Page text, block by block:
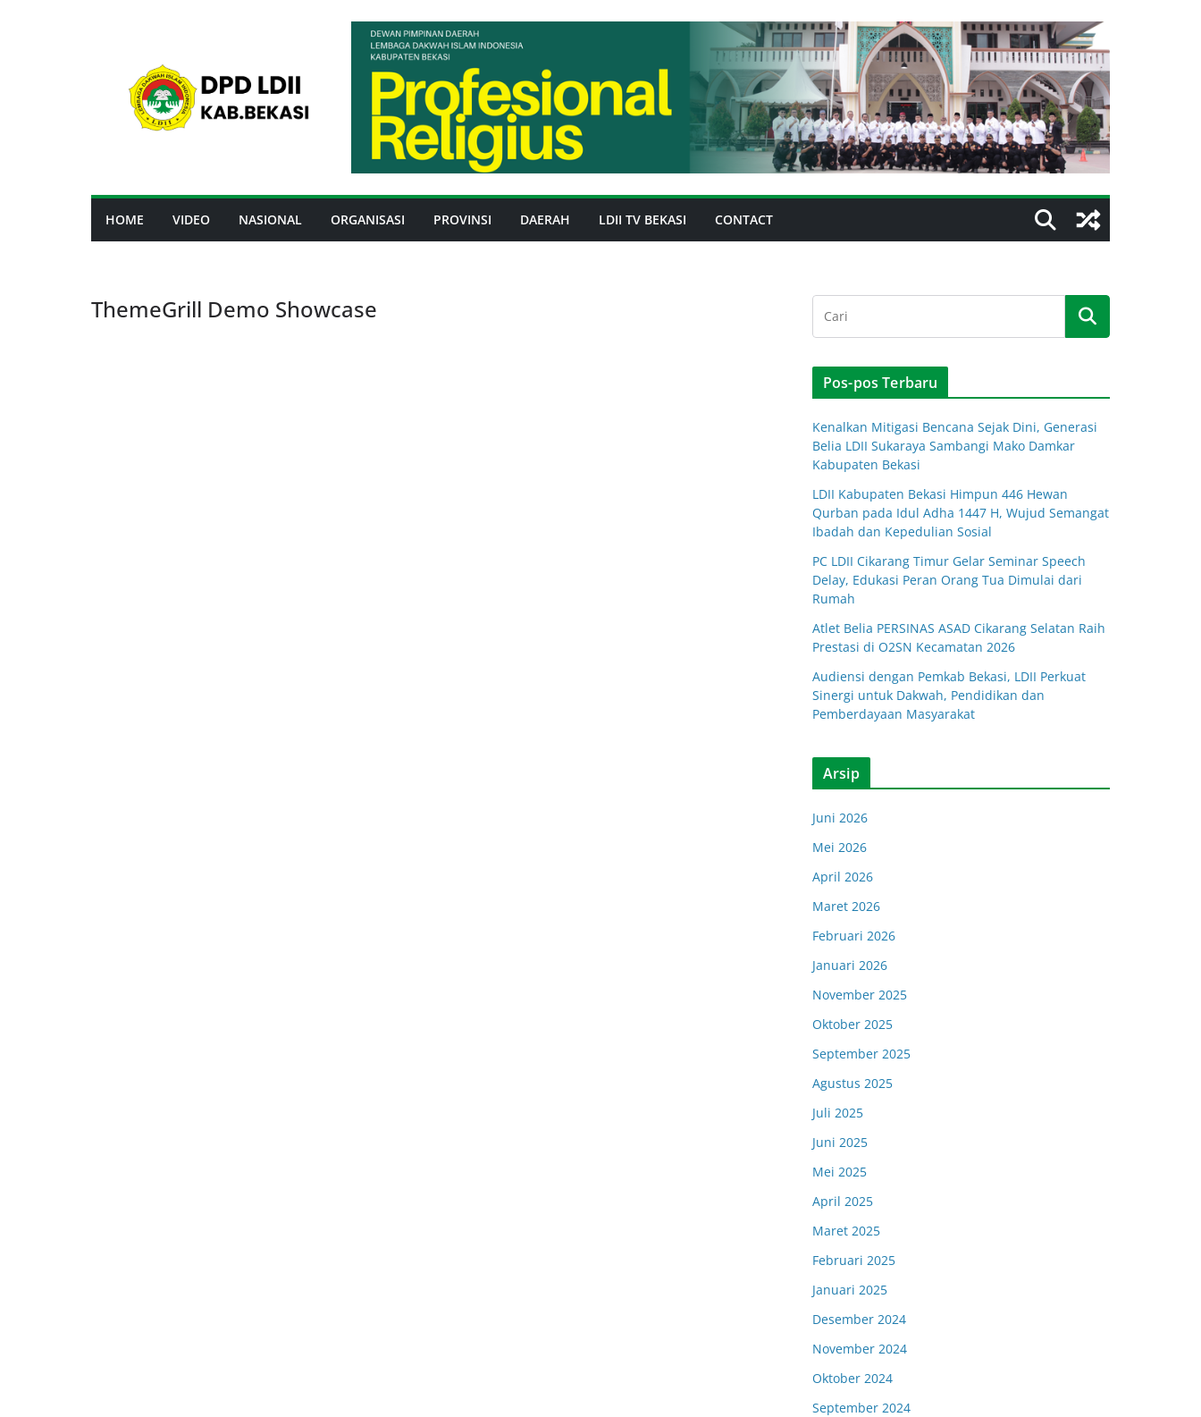
HOME VIDEO NASIONAL ORGANISASI PROVINSI DAERAH LDII TV BEKASI CONTACT
ThemeGrill Demo Showcase
Pos-pos Terbaru
Kenalkan Mitigasi Bencana Sejak Dini, Generasi
Belia LDII Sukaraya Sambangi Mako Damkar
Kabupaten Bekasi
LDII Kabupaten Bekasi Himpun 446 Hewan
Qurban pada Idul Adha 1447 H, Wujud Semangat
Ibadah dan Kepedulian Sosial
PC LDII Cikarang Timur Gelar Seminar Speech
Delay, Edukasi Peran Orang Tua Dimulai dari
Rumah
Atlet Belia PERSINAS ASAD Cikarang Selatan Raih
Prestasi di O2SN Kecamatan 2026
Audiensi dengan Pemkab Bekasi, LDII Perkuat
Sinergi untuk Dakwah, Pendidikan dan
Pemberdayaan Masyarakat
Arsip
Juni 2026
Mei 2026
April 2026
Maret 2026
Februari 2026
Januari 2026
November 2025
Oktober 2025
September 2025
Agustus 2025
Juli 2025
Juni 2025
Mei 2025
April 2025
Maret 2025
Februari 2025
Januari 2025
Desember 2024
November 2024
Oktober 2024
September 2024